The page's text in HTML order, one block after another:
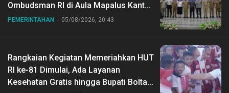
Ombudsman RI di Aula Mapalus Kantur
Gubernur Sulut
PEMERINTAHAN 05/08/2026, 20:43
Rangkaian Kegiatan Memeriahkan HUT
RI ke-81 Dimulai, Ada Layanan
Kesehatan Gratis hingga Bupati Boltara